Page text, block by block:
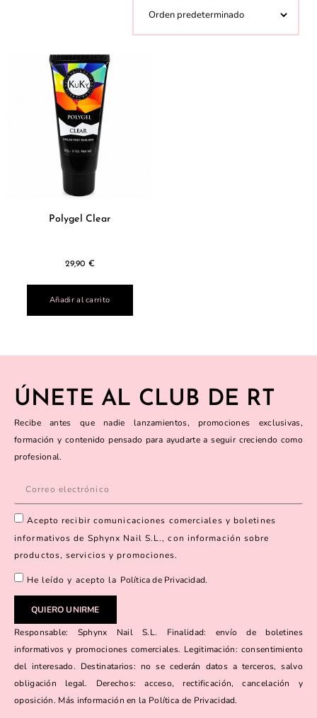
Polygel Clear
29,90 €
Añadir al carrito
ÚNETE AL CLUB DE RT
Recibe antes que nadie lanzamientos, promociones exclusivas,
formación y contenido pensado para ayudarte a seguir creciendo como
profesional.
Acepto recibir comunicaciones comerciales y boletines
informativos de Sphynx Nail S.L., con información sobre
productos, servicios y promociones.
He leído y acepto la Política de Privacidad.
QUIERO UNIRME
Responsable: Sphynx Nail S.L. Finalidad: envío de boletines
informativos y promociones comerciales. Legitimación: consentimiento
del interesado. Destinatarios: no se cederán datos a terceros, salvo
obligación legal. Derechos: acceso, rectificación, cancelación y
oposición. Más información en la Política de Privacidad.